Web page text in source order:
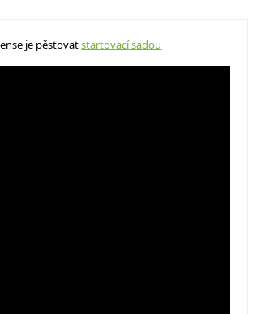
je pěstovatstartovací sadou